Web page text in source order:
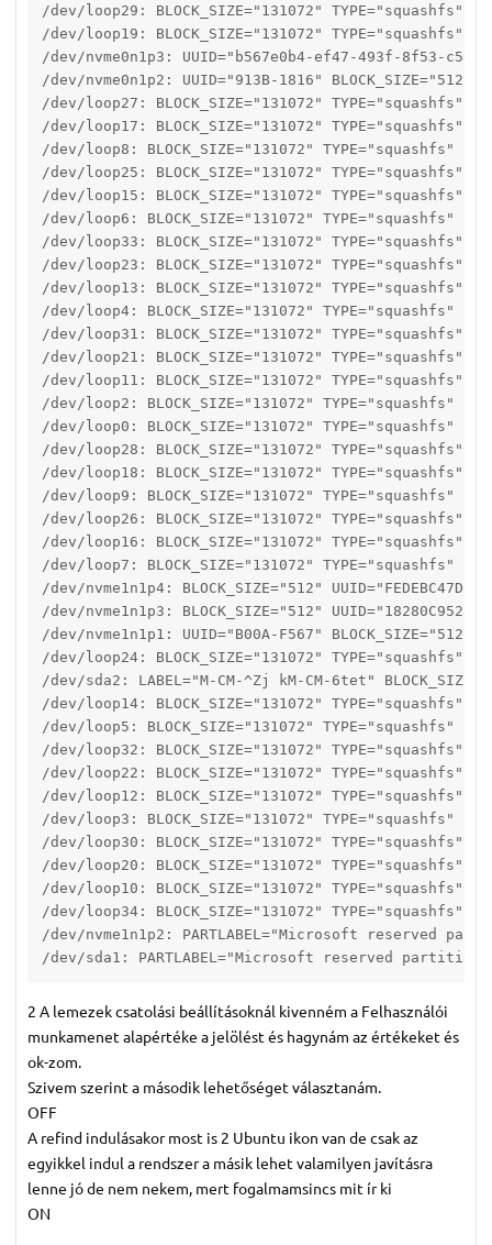
/dev/loop29: BLOCK_SIZE="131072" TYPE="squashfs"
/dev/loop19: BLOCK_SIZE="131072" TYPE="squashfs"
/dev/nvme0n1p3: UUID="b567e0b4-ef47-493f-8f53-
/dev/nvme0n1p2: UUID="913B-1816"
/dev/loop27: BLOCK_SIZE="131072" TYPE="squashfs"
/dev/loop17: BLOCK_SIZE="131072" TYPE="squashfs"
/dev/loop8: BLOCK_SIZE="131072" TYPE="squashfs"
/dev/loop25: BLOCK_SIZE="131072" TYPE="squashfs"
/dev/loop15: BLOCK_SIZE="131072" TYPE="squashfs"
/dev/loop6: BLOCK_SIZE="131072" TYPE="squashfs"
/dev/loop33: BLOCK_SIZE="131072" TYPE="squashfs"
/dev/loop23: BLOCK_SIZE="131072" TYPE="squashfs"
/dev/loop13: BLOCK_SIZE="131072" TYPE="squashfs"
/dev/loop4: BLOCK_SIZE="131072" TYPE="squashfs"
/dev/loop31: BLOCK_SIZE="131072" TYPE="squashfs"
/dev/loop21: BLOCK_SIZE="131072" TYPE="squashfs"
/dev/loop11: BLOCK_SIZE="131072" TYPE="squashfs"
/dev/loop2: BLOCK_SIZE="131072" TYPE="squashfs"
/dev/loop0: BLOCK_SIZE="131072" TYPE="squashfs"
/dev/loop28: BLOCK_SIZE="131072" TYPE="squashfs"
/dev/loop18: BLOCK_SIZE="131072" TYPE="squashfs"
/dev/loop9: BLOCK_SIZE="131072" TYPE="squashfs"
/dev/loop26: BLOCK_SIZE="131072" TYPE="squashfs"
/dev/loop16: BLOCK_SIZE="131072" TYPE="squashfs"
/dev/loop7: BLOCK_SIZE="131072" TYPE="squashfs"
/dev/nvme1n1p4: BLOCK_SIZE="512"
/dev/nvme1n1p3: BLOCK_SIZE="512"
/dev/nvme1n1p1: UUID="B00A-F567"
/dev/loop24: BLOCK_SIZE="131072" TYPE="squashfs"
/dev/sda2: LABEL="M-CM-^Zj kM-CM-6tet"
/dev/loop14: BLOCK_SIZE="131072" TYPE="squashfs"
/dev/loop5: BLOCK_SIZE="131072" TYPE="squashfs"
/dev/loop32: BLOCK_SIZE="131072" TYPE="squashfs"
/dev/loop22: BLOCK_SIZE="131072" TYPE="squashfs"
/dev/loop12: BLOCK_SIZE="131072" TYPE="squashfs"
/dev/loop3: BLOCK_SIZE="131072" TYPE="squashfs"
/dev/loop30: BLOCK_SIZE="131072" TYPE="squashfs"
/dev/loop20: BLOCK_SIZE="131072" TYPE="squashfs"
/dev/loop10: BLOCK_SIZE="131072" TYPE="squashfs"
/dev/loop34: BLOCK_SIZE="131072" TYPE="squashfs"
/dev/nvme1n1p2: PARTLABEL="Microsoft reserved
/dev/sda1: PARTLABEL="Microsoft reserved partition"
2 A lemezek csatolási beállításoknál kivenném a Felhasználói
munkamenet alapértéke a jelölést és hagynám az értékeket és
ok-zom.
Szivem szerint a második lehetőséget választanám.
OFF
A refind indulásakor most is 2 Ubuntu ikon van de csak az
egyikkel indul a rendszer a másik lehet valamilyen javításra
lenne jó de nem nekem, mert fogalmamsincs mit ír ki
ON